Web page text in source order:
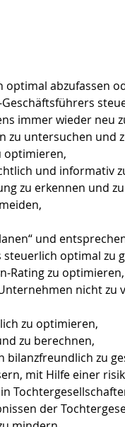
abzufassen
immer wieder neu
zu untersuchen und
optimieren,
und informativ
zu erkennen und
und
steuerlich optimal zu
Rating zu optimieren,
nicht zu
zu optimieren,
zu berechnen,
bilanzfreundlich zu
mit Hilfe einer
der